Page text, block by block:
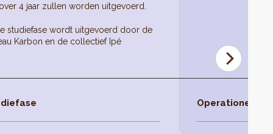
4 jaar zullen worden uitgevoerd.
studiefase wordt uitgevoerd door de
Karbon en de collectief Ipé
Operationele